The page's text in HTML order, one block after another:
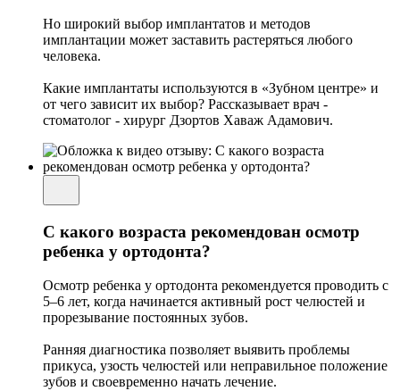
Но широкий выбор имплантатов и методов
имплантации может заставить растеряться любого
человека.
Какие имплантаты используются в «Зубном центре» и
от чего зависит их выбор? Рассказывает врач -
стоматолог - хирург Дзортов Хаваж Адамович.
С какого возраста рекомендован осмотр
ребенка у ортодонта?
Осмотр ребенка у ортодонта рекомендуется проводить с
5–6 лет, когда начинается активный рост челюстей и
прорезывание постоянных зубов.
Ранняя диагностика позволяет выявить проблемы
прикуса, узость челюстей или неправильное положение
зубов и своевременно начать лечение.